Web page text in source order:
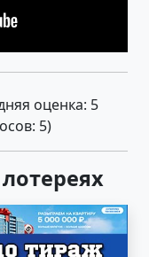
оценка: 5
5)